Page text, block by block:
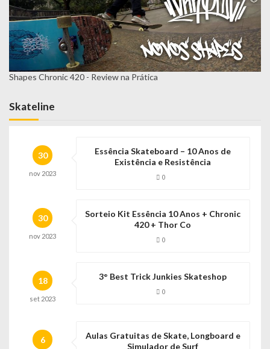
Shapes Chronic 420 - Review na Prática
Skateline
30
nov 2023
Essência Skateboard – 10 Anos de
Existência e Resistência
0
30
nov 2023
Sorteio Kit Essência 10 Anos + Chronic
420 + Thor Co
0
18
set 2023
3° Best Trick Junkies Skateshop
0
6
Aulas Gratuitas de Skate, Longboard e
Simulador de Surf